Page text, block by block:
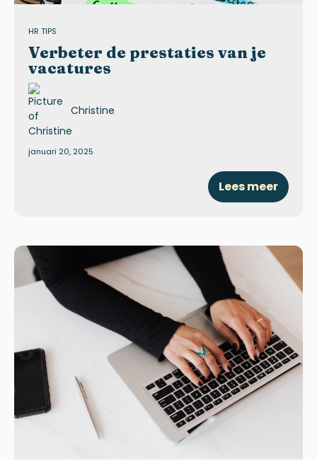
HR TIPS
Verbeter de prestaties van je
vacatures
Christine
januari 20, 2025
Lees meer